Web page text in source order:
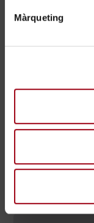
Màrqueting
Sector
Càrrec
Data inici
Data final